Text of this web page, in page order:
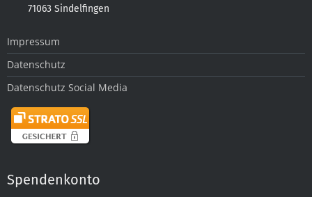
71063 Sindelfingen
Impressum
Datenschutz
Datenschutz Social Media
Spendenkonto